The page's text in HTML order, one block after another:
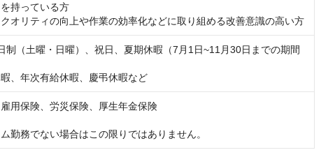
を持っている方
クオリティの向上や作業の効率化などに取り組める改善意識の高い方
制（土曜・日曜）、祝日、夏期休暇（7月1日~11月30日までの期間
、年次有給休暇、慶弔休暇など
用保険、労災保険、厚生年金保険
勤務でない場合はこの限りではありません。